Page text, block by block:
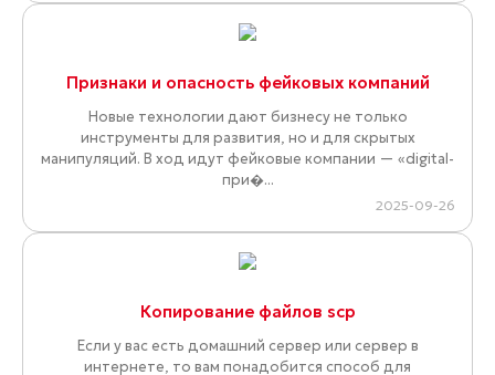
Признаки и опасность фейковых компаний
Новые технологии дают бизнесу не только
инструменты для развития, но и для скрытых
манипуляций. В ход идут фейковые компании — «digital-
при�...
2025-09-26
Копирование файлов scp
Если у вас есть домашний сервер или сервер в
интернете, то вам понадобится способ для